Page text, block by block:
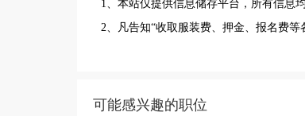
1、本站仅提供信息储存平台，所有信息
2、凡告知“收取服装费、押金、报名费
可能感兴趣的职位